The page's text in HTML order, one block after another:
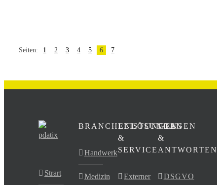
Seiten: 1 2 3 4 5 6 7
Strart
BRANCHENLÖSUNGEN
Handwerk
Medizin
LEISTUNGEN
&
SERVICE
Externer
FRAGEN
&
ANTWORTEN
DSGVO